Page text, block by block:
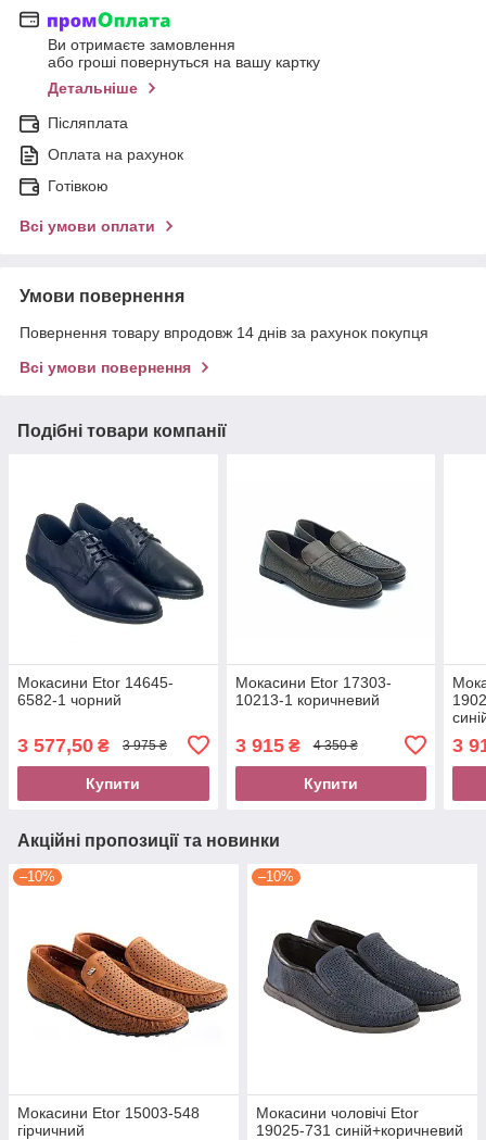
Ви отримаєте замовлення
або гроші повернуться на вашу картку
Детальніше
Післяплата
Оплата на рахунок
Готівкою
Всі умови оплати
Умови повернення
Повернення товару впродовж 14 днів за рахунок покупця
Всі умови повернення
Подібні товари компанії
Мокасини Etor 14645-
6582-1 чорний
3 577,50 ₴ 3 975 ₴
Купити
Мокасини Etor 17303-
10213-1 коричневий
3 915₴ 4 350 ₴
Купити
3
Акційні пропозиції та новинки
–10%
Мокасини Etor 15003-548
гірчичний
–10%
Мокасини чоловічі Etor
19025-731 синій+коричневий